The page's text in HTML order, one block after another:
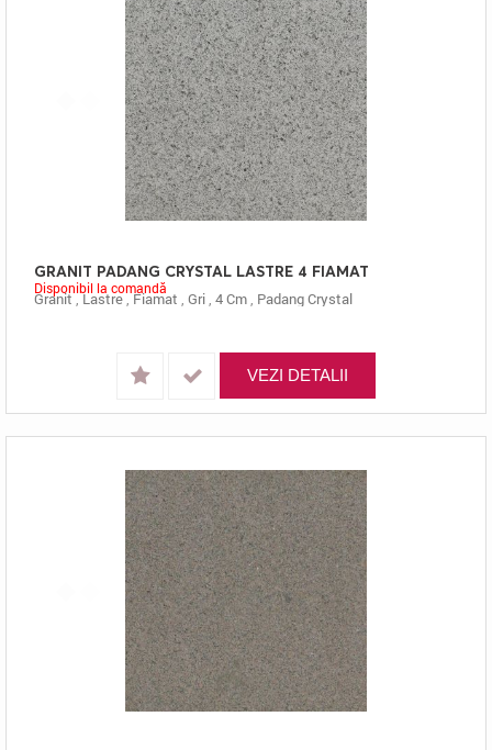
GRANIT PADANG CRYSTAL LASTRE 4 FIAMAT
Granit,Lastre,Fiamat , Gri, 4 Cm, Padang Crystal
Disponibil la comandă
VEZI DETALII